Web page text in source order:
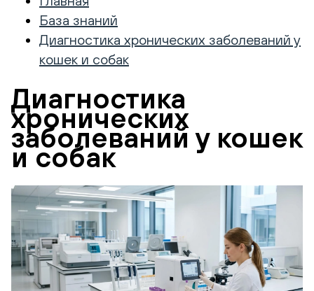
База знаний
Диагностика хронических заболеваний у
кошек и собак
Диагностика
хронических
заболеваний у кошек
и собак